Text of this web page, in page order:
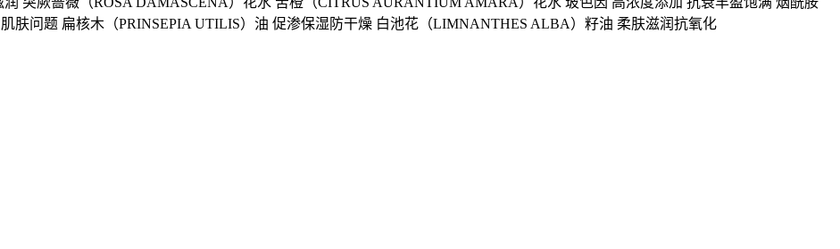
肤问题 扁核木（PRINSEPIA UTILIS）油 促渗保湿防干燥 白池花（LIMNANTHES ALBA）籽油 柔肤滋润抗氧化